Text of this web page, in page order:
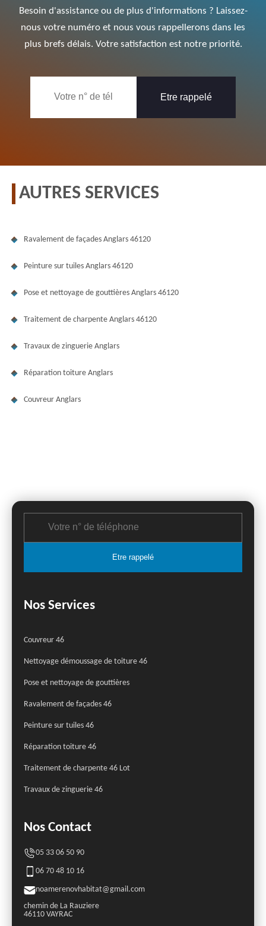
Besoin d'assistance ou de plus d'informations ? Laissez-
nous votre numéro et nous vous rappellerons dans les
plus brefs délais. Votre satisfaction est notre priorité.
AUTRES SERVICES
Ravalement de façades Anglars 46120
Peinture sur tuiles Anglars 46120
Pose et nettoyage de gouttières Anglars 46120
Traitement de charpente Anglars 46120
Travaux de zinguerie Anglars
Réparation toiture Anglars
Couvreur Anglars
Nos Services
Couvreur 46
Nettoyage démoussage de toiture 46
Pose et nettoyage de gouttières
Ravalement de façades 46
Peinture sur tuiles 46
Réparation toiture 46
Traitement de charpente 46 Lot
Travaux de zinguerie 46
Nos Contact
05 33 06 50 90
06 70 48 10 16
noamerenovhabitat@gmail.com
chemin de La Rauziere
46110 VAYRAC